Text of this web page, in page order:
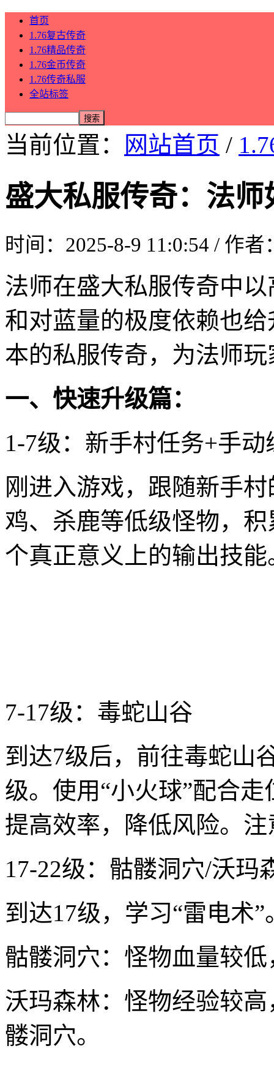
首页
1.76复古传奇
1.76精品传奇
1.76金币传奇
1.76传奇私服
全站标签
当前位置： 网站首页 /
盛大私服传奇：法
时间：2025-8-9 11:0:54 / 作
法师在盛大私服传奇中
和对蓝量的极度依赖也
本的私服传奇，为法师
一、快速升级篇：
1-7级：新手村任务+手动
刚进入游戏，跟随新手
鸡、杀鹿等低级怪物，
个真正意义上的输出技能
7-17级：毒蛇山谷
到达7级后，前往毒蛇山
级。使用“小火球”配合
提高效率，降低风险。
17-22级：骷髅洞穴/沃玛
到达17级，学习“雷电术
骷髅洞穴：怪物血量较
沃玛森林：怪物经验较
髅洞穴。